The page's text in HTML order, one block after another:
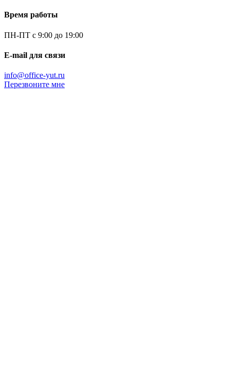
Время работы
ПН-ПТ с 9:00 до 19:00
E-mail для связи
info@office-yut.ru
Перезвоните мне